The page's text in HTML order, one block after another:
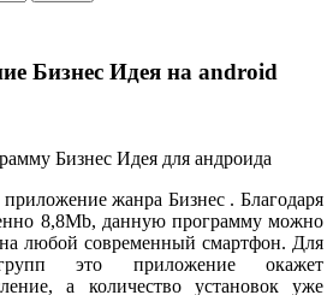
Бизнес Идея на android
жанра Бизнес. Благодаря
8,8Mb, данную программу можно
на любой современный смартфон. Для
это приложение окажет
а количество установок уже